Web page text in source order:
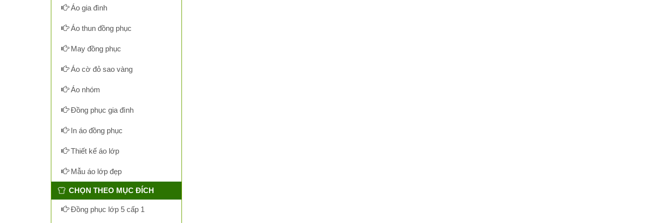
Áo gia đình
Áo thun đồng phục
May đồng phục
Áo cờ đỏ sao vàng
Áo nhóm
Đồng phục gia đình
In áo đồng phục
Thiết kế áo lớp
Mẫu áo lớp đẹp
CHỌN THEO MỤC ĐÍCH
Đồng phục lớp 5 cấp 1